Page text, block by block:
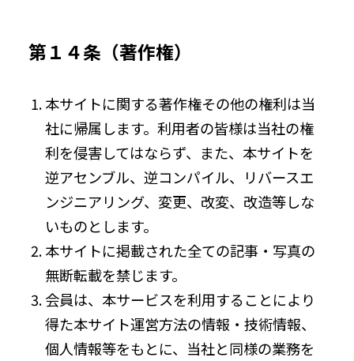
第１４条（著作権）
本サイトに関する著作権その他の権利は当
社に帰属します。利用者の皆様は当社の権
利を侵害してはならず、また、本サイトを
逆アセンブル、逆コンパイル、リバースエ
ンジニアリング、変更、改変、改造等しな
いものとします。
本サイトに掲載された全ての記事・写真の
無断転載を禁じます。
会員は、本サービスを利用することにより
得た本サイト運営方法の情報・技術情報、
個人情報等をもとに、当社と同様の業務を